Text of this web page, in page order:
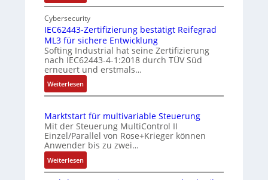
e
s
u
n
g
n
Z
u
s
a
e
k
o
m
b
n
e
r
t
o
E
i
n
f
a
c
h
e
S
n
s
o
r
-
I
Cybersecurity
IEC62443-Zertifizierung bestätigt Reifegrad
ML3 für sichere Entwicklung
Softing Industrial hat seine Zertifizierung
nach IEC62443-4-1:2018 durch TÜV Süd
erneuert und erstmals…
Weiterlesen:
I
C
6
2
4
4
3
Marktstart für multivariable Steuerung
Mit der Steuerung MultiControl II
Einzel/Parallel von Rose+Krieger können
Anwender bis zu zwei…
Weiterlesen:
M